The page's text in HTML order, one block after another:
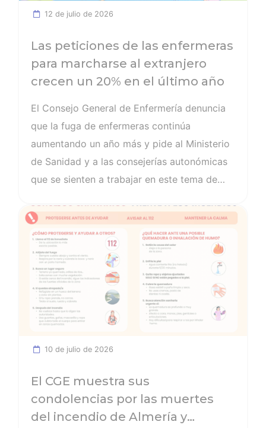
12 de julio de 2026
Las peticiones de las enfermeras
para marcharse al extranjero
crecen un 20% en el último año
El Consejo General de Enfermería denuncia
que la fuga de enfermeras continúa
aumentando un año más y pide al Ministerio
de Sanidad y a las consejerías autonómicas
que se sienten a trabajar en este tema de
en un momento crítico para el Sistema
Nacional de Salud”. Los datos de 2025
reflejan que 1.356 enfermeras y enfermeros
pidieron el certificado de buena conducta
(documento que solicitan desde los países
extranjeros para poder trabajar allí), lo que
supone casi un 20% más que las 1.134
10 de julio de 2026
El CGE muestra sus
condolencias por las muertes
del incendio de Almería y
Ver noticia